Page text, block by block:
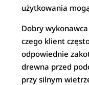
użytkowania
Dobry
czego klient
odpowiednie
drewna przed
przy silnym